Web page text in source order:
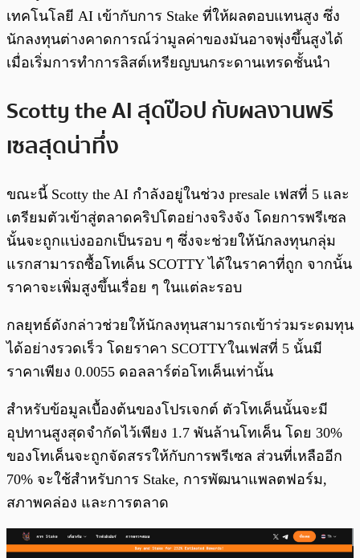
เทคโนโลยี AI เข้ากับการ Stake ที่ให้ผลตอบแทนสูง ซึ่ง
นักลงทุนต่างคาดการณ์ว่ามูลค่าของมันอาจพุ่งขึ้นสูงได้
เมื่อเริ่มการทำการลิสต์เหรียญบนกระดานเทรดชั้นนำ
Scotty the AI สุดป๊อป กับผลงานพรี
เซลสุดน่าทึ่ง
ขณะนี้ Scotty the AI กำลังอยู่ในช่วง presale เฟสที่ 5 และ
เตรียมตัวเข้าสู่ตลาดคริปโตอย่างจริงจัง โดยการพรีเซล
นั้นจะถูกแบ่งออกเป็นรอบ ๆ ซึ่งจะช่วยให้นักลงทุนกลุ่ม
แรกสามารถซื้อโทเค็น SCOTTY ได้ในราคาที่ถูก จากนั้น
ราคาจะเพิ่มสูงขึ้นเรื่อย ๆ ในแต่ละรอบ
กลยุทธ์ดังกล่าวช่วยให้นักลงทุนสามารถเข้าร่วมระดมทุน
ได้อย่างรวดเร็ว โดยราคา SCOTTYในเฟสที่ 5 นั้นมี
ราคาเพียง 0.0055 ดอลลาร์ต่อโทเค็นเท่านั้น
สำหรับข้อมูลเบื้องต้นของโปรเจกต์ ตัวโทเค็นนั้นจะมี
อุปทานสูงสุดจำกัดไว้เพียง 1.7 พันล้านโทเค็น โดย 30%
ของโทเค็นจะถูกจัดสรรให้กับการพรีเซล ส่วนที่เหลืออีก
70% จะใช้สำหรับการ Stake, การพัฒนาแพลตฟอร์ม,
สภาพคล่อง และการตลาด